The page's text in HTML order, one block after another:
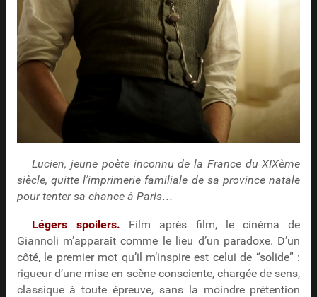
Lucien, jeune poète inconnu de la France du XIXème
siècle, quitte l’imprimerie familiale de sa province natale
pour tenter sa chance à Paris…
Légers spoilers. Film après film, le cinéma de
Giannoli m’apparaît comme le lieu d’un paradoxe. D’un
côté, le premier mot qu’il m’inspire est celui de “solide” :
rigueur d’une mise en scène consciente, chargée de sens,
classique à toute épreuve, sans la moindre prétention